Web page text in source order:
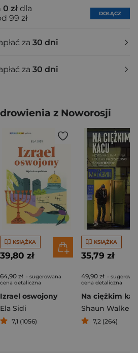
zł dla
99 zł
DOŁĄCZ
za 30 dni
za 30 dni
z Noworosji
KSIĄŻKA
39,80 zł
64,90 zł - sugerowana
cena detaliczna
Izrael oswojony
Ela Sidi
7,1 (1056)
KSIĄŻKA
35,79 zł
49,90 zł -
cena detaliczna
Shaun Walker
7,2 (264)